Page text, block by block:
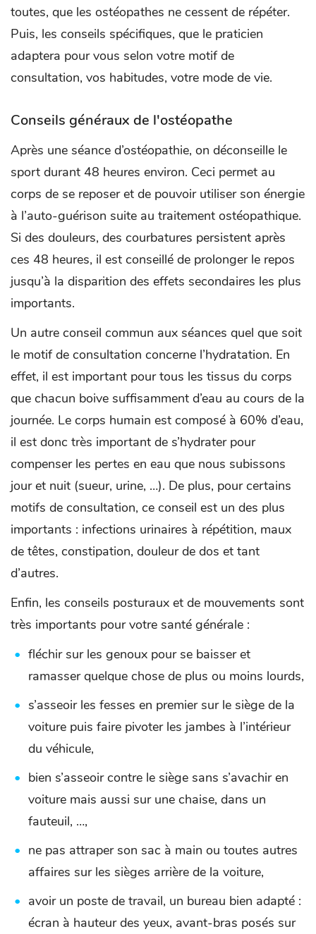
toutes, que les ostéopathes ne cessent de répéter.
Puis, les conseils spécifiques, que le praticien
adaptera pour vous selon votre motif de
consultation, vos habitudes, votre mode de vie.
Conseils généraux de l'ostéopathe
Après une séance d’ostéopathie, on déconseille le
sport durant 48 heures environ. Ceci permet au
corps de se reposer et de pouvoir utiliser son énergie
à l’auto-guérison suite au traitement ostéopathique.
Si des douleurs, des courbatures persistent après
ces 48 heures, il est conseillé de prolonger le repos
jusqu’à la disparition des effets secondaires les plus
importants.
Un autre conseil commun aux séances quel que soit
le motif de consultation concerne l’hydratation. En
effet, il est important pour tous les tissus du corps
que chacun boive suffisamment d’eau au cours de la
journée. Le corps humain est composé à 60% d’eau,
il est donc très important de s’hydrater pour
compenser les pertes en eau que nous subissons
jour et nuit (sueur, urine, …). De plus, pour certains
motifs de consultation, ce conseil est un des plus
importants : infections urinaires à répétition, maux
de têtes, constipation, douleur de dos et tant
d’autres.
Enfin, les conseils posturaux et de mouvements sont
très importants pour votre santé générale :
fléchir sur les genoux pour se baisser et
ramasser quelque chose de plus ou moins lourds,
s’asseoir les fesses en premier sur le siège de la
voiture puis faire pivoter les jambes à l’intérieur
du véhicule,
bien s’asseoir contre le siège sans s’avachir en
voiture mais aussi sur une chaise, dans un
fauteuil, …,
ne pas attraper son sac à main ou toutes autres
affaires sur les sièges arrière de la voiture,
avoir un poste de travail, un bureau bien adapté :
écran à hauteur des yeux, avant-bras posés sur